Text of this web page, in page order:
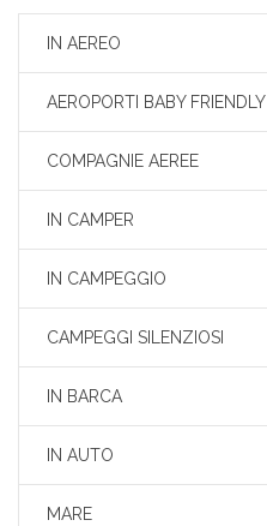
IN AEREO
AEROPORTI BABY FRIENDLY
COMPAGNIE AEREE
IN CAMPER
IN CAMPEGGIO
CAMPEGGI SILENZIOSI
IN BARCA
IN AUTO
MARE